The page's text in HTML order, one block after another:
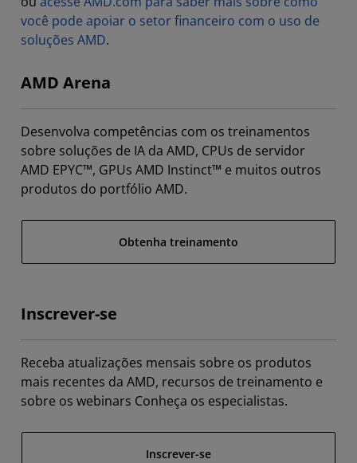
você pode apoiar o setor financeiro com o uso de
soluções AMD.
AMD Arena
Desenvolva competências com os treinamentos
sobre soluções de IA da AMD, CPUs de servidor
AMD EPYC™, GPUs AMD Instinct™ e muitos outros
produtos do portfólio AMD.
Obtenha treinamento
Inscrever-se
Receba atualizações mensais sobre os produtos
mais recentes da AMD, recursos de treinamento e
sobre os webinars Conheça os especialistas.
Inscrever-se